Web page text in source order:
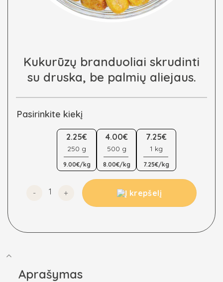
Kukurūzų branduoliai skrudinti
su druska, be palmių aliejaus.
Pasirinkite kiekį
2.25€
250 g
9.00€/kg
4.00€
500 g
8.00€/kg
7.25€
1 kg
7.25€/kg
produkto kiekis: Kukurūzų branduoliai skrudinti su
Į krepšelį
Aprašymas